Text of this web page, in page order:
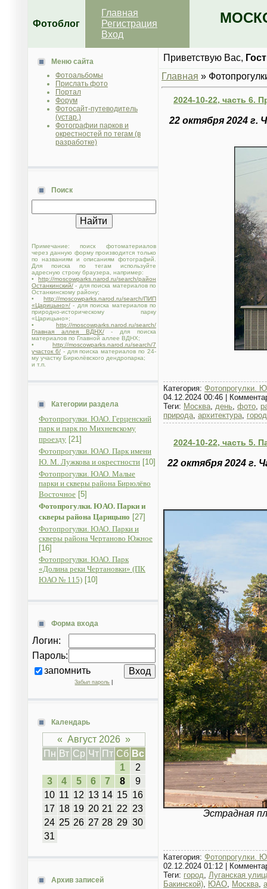
Фотоблог
Главная
Регистрация
Вход
Меню сайта
Фотоальбомы
Прислать фото
Портал
Форум
Фотосайт-путеводитель
(устар.)
Фотографии парков и
окрестностей по тегам (в
разработке)
Поиск
Примечание: поиск фотоматериалов
через данную форму производится только
по названиям и описаниям фотографий.
Для поиска по тегам используйте
адресную строку браузера, например:
• http://moscowparks.narod.ru/search/район
Останкинский/ - для поиска материалов по
Останкинскому району;
• http://moscowparks.narod.ru/search/ПИП
«Царицыно»/ - для поиска материалов по
природно-историческому парку
«Царицыно»;
• http://moscowparks.narod.ru/search/
Главная аллея ВДНХ/- для поиска
материалов по Главной аллее ВДНХ;
• http://moscowparks.narod.ru/search/7
участок 6/- для поиска материалов по 24-
му участку Бирюлёвского дендропарка;
и т.п.
Категории раздела
Фотопрогулки. ЮАО. Герценский
парк и парк по Михневскому
проезду [21]
Фотопрогулки. ЮАО. Парк имени
Ю. М. Лужкова и окрестности [10]
Фотопрогулки. ЮАО. Малые
парки и скверы района Бирюлёво
Восточное [5]
Фотопрогулки. ЮАО. Парки и
скверы района Царицыно [27]
Фотопрогулки. ЮАО. Парки и
скверы района Чертаново Южное
[16]
Фотопрогулки. ЮАО. Парк
«Долина реки Чертановки» (ПК
ЮАО № 115) [10]
Форма входа
Логин:
Пароль:
запомнить
Забыл пароль
Календарь
« Август 2026 »
Пн Вт Ср Чт Пт Сб Вс
1
2
3
4 5 6 7 8
9
10 11 12 13 14 15 16
17 18 19 20 21 22 23
24 25 26 27 28 29 30
31
Архив записей
Приветствую Вас,
Главная »
2024-10-22, часть 6.
22 октября 2024 г.
Категория: Фотопрогулки.
04.12.2024 00:46
Теги: Москва, день, фото,
природа, архитектура, город
2024-10-22, часть 5.
22 октября 2024 г.
Эстрадная
Категория: Фотопрогулки.
02.12.2024 01:12
Теги: город, Луганская
Бакинской), ЮАО, Москва,